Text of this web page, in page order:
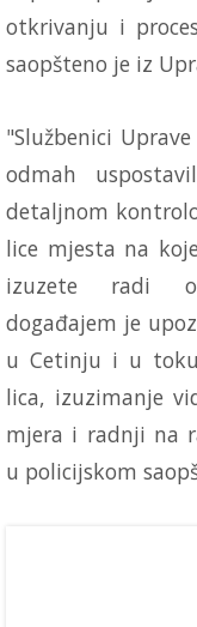
otkrivanju i
saopšteno je iz
"Službenici
odmah
detaljnom
lice mjesta na
izuzete radi
događajem je
u Cetinju i u
lica, izuzimanje
mjera i radnji na
u policijskom